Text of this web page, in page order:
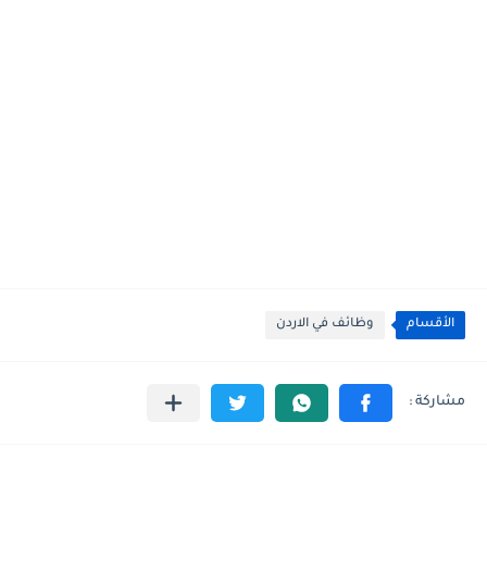
الأقسام وظائف في الاردن